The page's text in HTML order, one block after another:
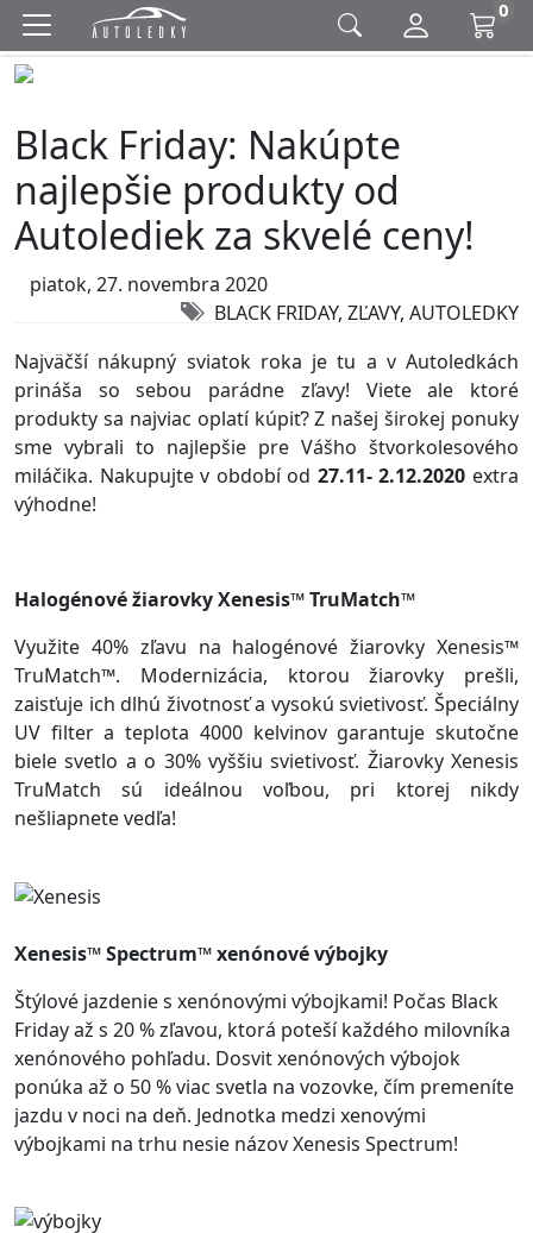
0
Black Friday: Nakúpte
najlepšie produkty od
Autolediek za skvelé ceny!
piatok, 27. novembra 2020
BLACK FRIDAY, ZĽAVY, AUTOLEDKY
Najväčší nákupný sviatok roka je tu a v Autoledkách
prináša so sebou parádne zľavy! Viete ale ktoré
produkty sa najviac oplatí kúpiť? Z našej širokej ponuky
sme vybrali to najlepšie pre Vášho štvorkolesového
miláčika. Nakupujte v období od 27.11- 2.12.2020 extra
výhodne!
Halogénové žiarovky Xenesis™ TruMatch™
Využite 40% zľavu na halogénové žiarovky Xenesis™
TruMatch™. Modernizácia, ktorou žiarovky prešli,
zaisťuje ich dlhú životnosť a vysokú svietivosť. Špeciálny
UV filter a teplota 4000 kelvinov garantuje skutočne
biele svetlo a o 30% vyššiu svietivosť. Žiarovky Xenesis
TruMatch sú ideálnou voľbou, pri ktorej nikdy
nešliapnete vedľa!
Xenesis™ Spectrum™ xenónové výbojky
Štýlové jazdenie s xenónovými výbojkami! Počas Black
Friday až s 20 % zľavou, ktorá poteší každého milovníka
xenónového pohľadu. Dosvit xenónových výbojok
ponúka až o 50 % viac svetla na vozovke, čím premeníte
jazdu v noci na deň. Jednotka medzi xenovými
výbojkami na trhu nesie názov Xenesis Spectrum!